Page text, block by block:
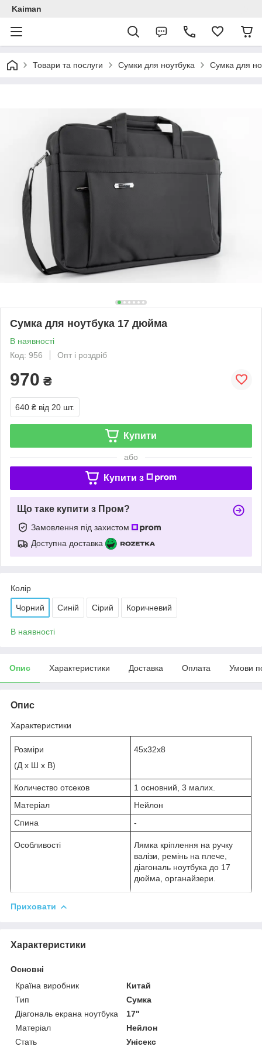
Kaiman
Товари та послуги Сумки для ноутбука Сумка для
Сумка для ноутбука 17 дюйма
В наявності
Код: 956
Опт і роздріб
970 ₴
640 ₴ від 20 шт.
Купити
або
Купити з
Що таке купити з Пром?
Замовлення під захистом
Доступна доставка
Колір
Чорний Синій Сірий Коричневий
В наявності
Опис Характеристики Доставка Оплата Умови
Опис
Характеристики
Розміри
(Д х Ш х В)
45х32х8
Количество отсеков
1 основний, 3 малих.
Матеріал
Нейлон
Спина
-
Особливості
Лямка кріплення на ручку
валізи, ремінь на плече,
діагональ ноутбука до 17
дюйма, органайзери.
Приховати
Характеристики
Основні
Країна виробник
Китай
Тип
Сумка
Діагональ екрана ноутбука
17"
Матеріал
Нейлон
Стать
Унісекс